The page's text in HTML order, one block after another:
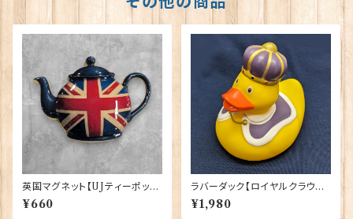
英国マグネット【UJティーポッ
ト】Elgate Products 90030
¥660
ラバーダック【ロイヤルクラウン】
Elgate Products 90344
¥1,980